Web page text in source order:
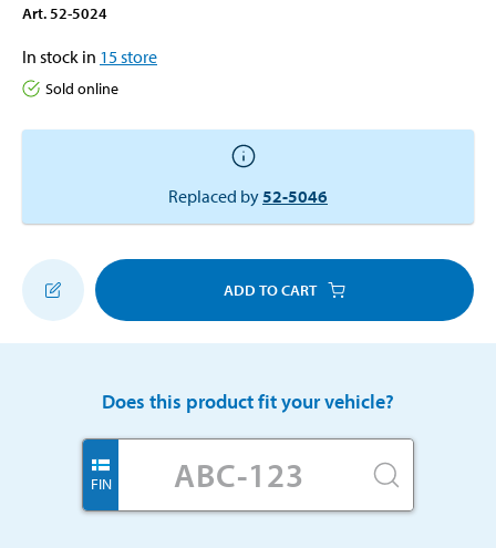
Art. 52-5024
In stock in 15store
Sold online
Replaced by52-5046
ADD TO CART
Does this product fit your vehicle?
FIN